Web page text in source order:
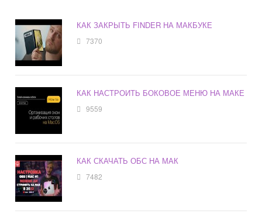
КАК ЗАКРЫТЬ FINDER НА МАКБУКЕ
7370
КАК НАСТРОИТЬ БОКОВОЕ МЕНЮ НА МАКЕ
9559
КАК СКАЧАТЬ ОБС НА МАК
7482